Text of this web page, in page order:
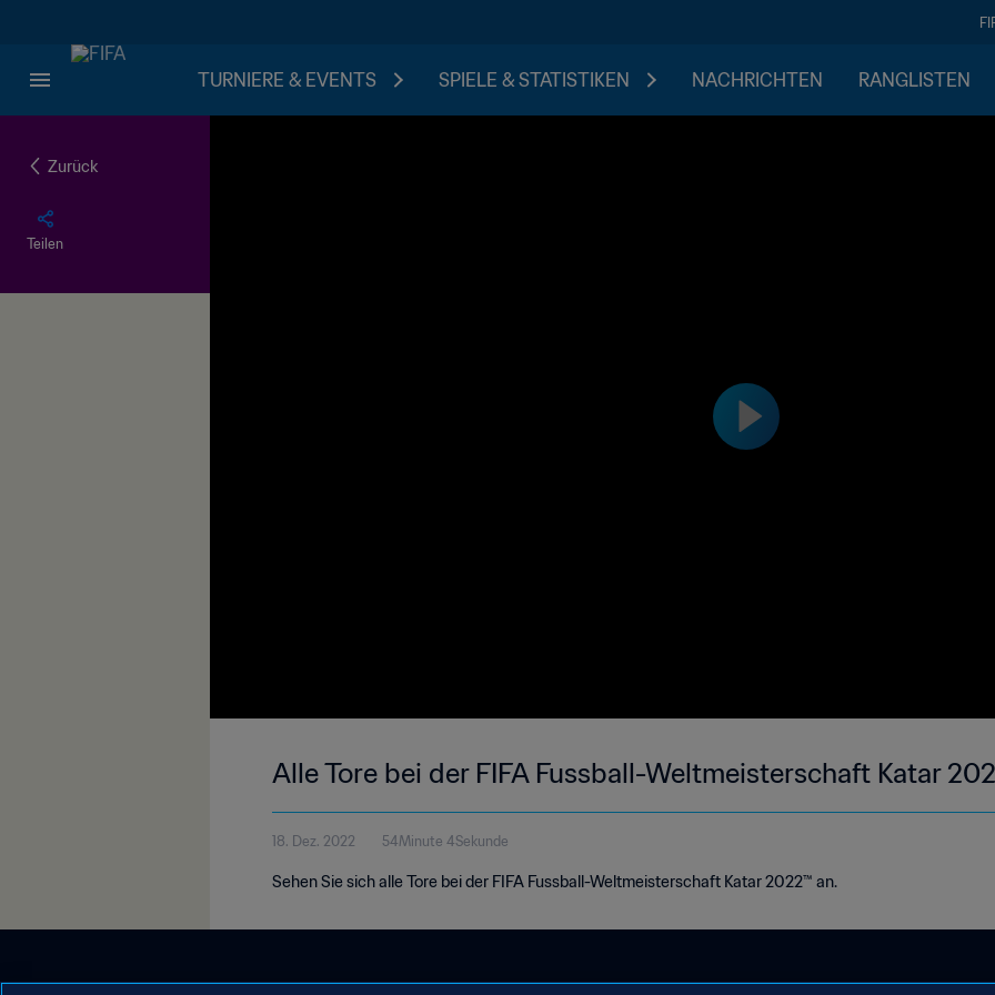
TURNIERE & EVENTS SPIELE & STATISTIKEN NACHRICHTEN RANGLISTEN
Zurück
Teilen
Alle Tore bei der FIFA Fussball-Weltmeisterschaft Katar
18. Dez. 2022 54Minute 4Sekunde
Sehen Sie sich alle Tore bei der FIFA Fussball-Weltmeisterschaft Katar 2022™ an.